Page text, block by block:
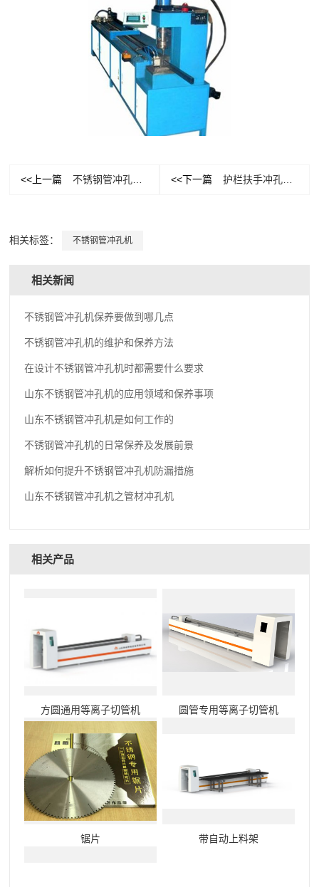
<<上一篇 不锈钢管冲孔机的日常保养及发展前景 <<下一篇 护栏扶手冲孔机的主要特点
相关标签： 不锈钢管冲孔机
相关新闻
不锈钢管冲孔机保养要做到哪几点
不锈钢管冲孔机的维护和保养方法
在设计不锈钢管冲孔机时都需要什么要求
山东不锈钢管冲孔机的应用领域和保养事项
山东不锈钢管冲孔机是如何工作的
不锈钢管冲孔机的日常保养及发展前景
解析如何提升不锈钢管冲孔机防漏措施
山东不锈钢管冲孔机之管材冲孔机
相关产品
方圆通用等离子切管机 圆管专用等离子切管机
锯片 带自动上料架